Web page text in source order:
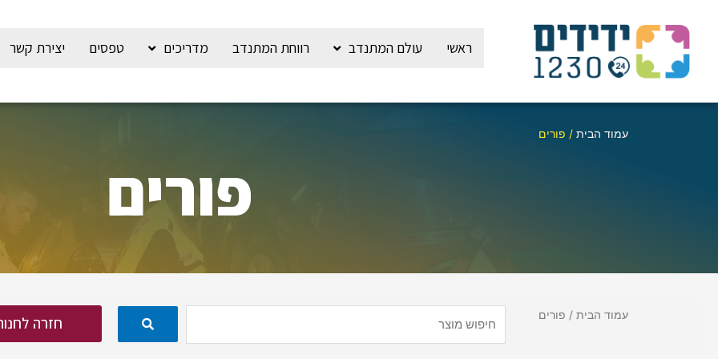
ראשי עולם המתנדב רווחת המתנדב מדריכים טפסים יצירת קשר
עמוד הבית / פורים
פורים
עמוד הבית / פורים חזרה